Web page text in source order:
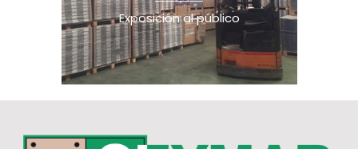
Exposición al público